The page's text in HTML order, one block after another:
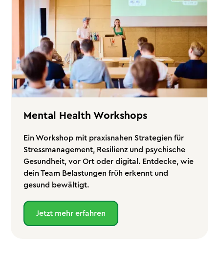
Mental Health Workshops
Ein Workshop mit praxisnahen Strategien für
Stressmanagement, Resilienz und psychische
Gesundheit, vor Ort oder digital. Entdecke, wie
dein Team Belastungen früh erkennt und
gesund bewältigt.
Jetzt mehr erfahren